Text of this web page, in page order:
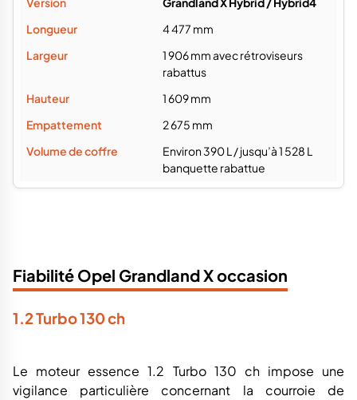
4 477 mm
1 906 mm avec rétroviseurs
rabattus
1 609 mm
2 675 mm
Environ 390 L / jusqu’à 1 528 L
banquette rabattue
Fiabilité Opel Grandland X occasion
1.2 Turbo 130 ch
Le moteur essence 1.2 Turbo 130 ch impose une
vigilance particulière concernant la courroie de